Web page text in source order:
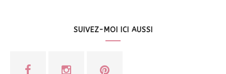
SUIVEZ-MOI ICI AUSSI